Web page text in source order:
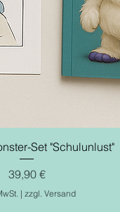
Set "Schulunlust"
Preis
39,90 €
| zzgl. Versand